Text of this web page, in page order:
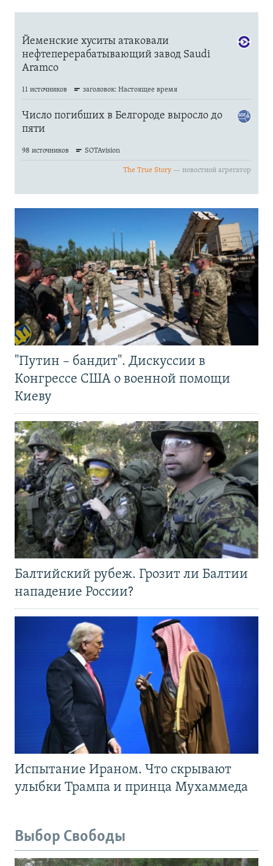
"Путин – бандит". Дискуссии в
Конгрессе США о военной помощи
Киеву
Балтийский рубеж. Грозит ли Балтии
нападение России?
Испытание Ираном. Что скрывают
улыбки Трампа и принца Мухаммеда
Выбор Свободы